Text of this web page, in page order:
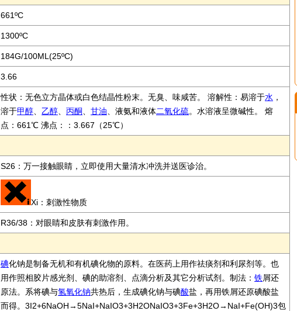
661ºC
1300ºC
184G/100ML(25ºC)
3.66
性状：无色立方晶体或白色结晶性粉末。无臭、味咸苦。 溶解性：易溶于水 ，
溶于甲醇 乙醇 丙酮 甘油 、液氨和液体二氧化硫。水溶液呈微碱性。 熔
点：661℃ 沸点：：3.667（25℃）
S26：万一接触眼睛，立即使用大量清水冲洗并送医诊治。
Xi：刺激性物质
R36/38：对眼睛和皮肤有刺激作用。
碘化钠是制备无机和有机碘化物的原料。在医药上用作祛痰剂和利尿剂等。也
用作照相胶片感光剂、碘的助溶剂、点滴分析及其它分析试剂。制法： 铁屑还
原法。系将碘与氢氧化钠共热后，生成碘化钠与碘酸盐，再用铁屑还原碘酸盐
而得。3I2+6NaOH→5NaI+NaIO3+3H2ONaIO3+3Fe+3H2O→NaI+Fe(OH)3包